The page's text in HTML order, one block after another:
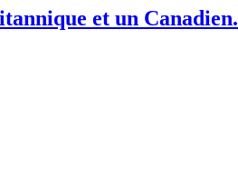
et un Canadien.